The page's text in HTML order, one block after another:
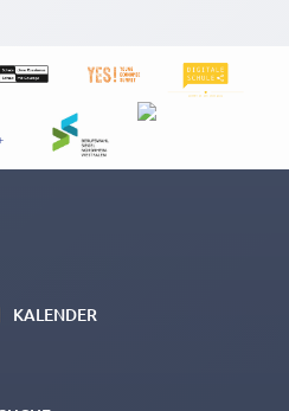
KALENDER